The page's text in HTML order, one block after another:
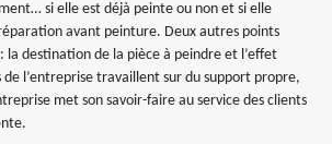
si elle est déjà peinte ou non et si elle
avant peinture. Deux autres points
la destination de la pièce à peindre et l’effet
l’entreprise travaillent sur du support propre,
met son savoir-faire au service des clients